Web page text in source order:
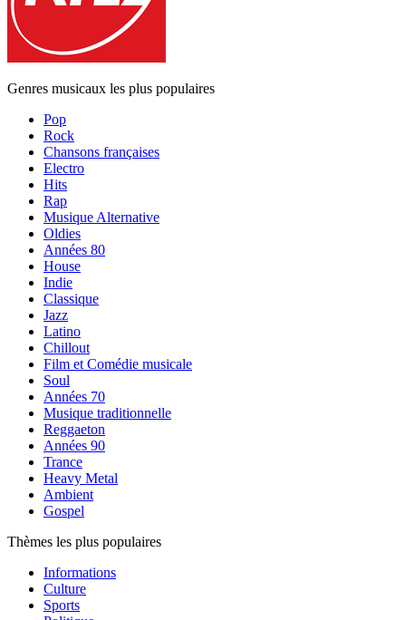
Genres musicaux les plus populaires
Pop
Rock
Chansons françaises
Electro
Hits
Rap
Musique Alternative
Oldies
Années 80
House
Indie
Classique
Jazz
Latino
Chillout
Film et Comédie musicale
Soul
Années 70
Musique traditionnelle
Reggaeton
Années 90
Trance
Heavy Metal
Ambient
Gospel
Thèmes les plus populaires
Informations
Culture
Sports